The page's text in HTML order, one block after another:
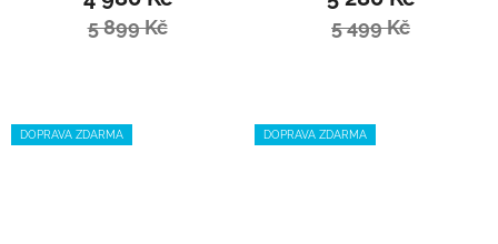
5 899 Kč 5 499 Kč
DOPRAVA ZDARMA DOPRAVA ZDARMA